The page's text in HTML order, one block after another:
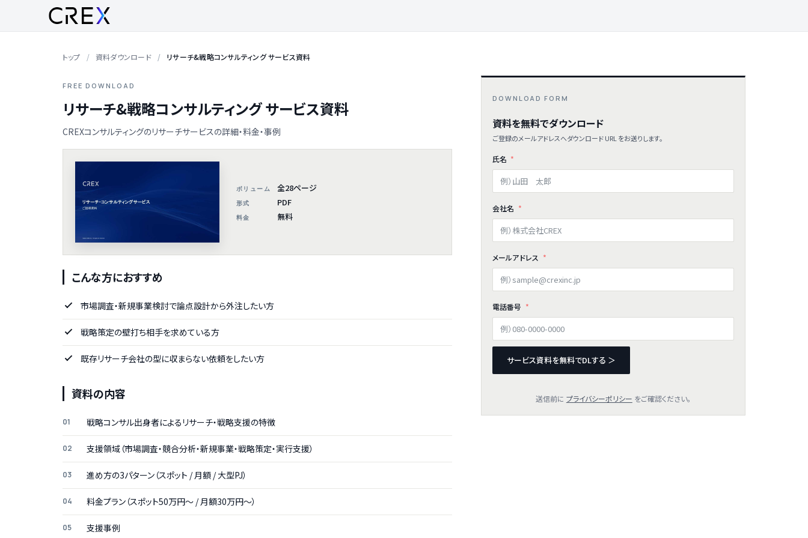
トップ 資料ダウンロード リサーチ&戦略コンサルティング サービス資料
FREE DOWNLOAD
リサーチ&戦略コンサルティング サービス資料
CREXコンサルティングのリサーチサービスの詳細・料金・事例
ボリューム 全28ページ
形式 PDF
料金 無料
DOWNLOAD FORM
資料を無料でダウンロード
ご登録のメールアドレスへダウンロード URL をお送りします。
氏名
会社名
メールアドレス
電話番号
サービス資料を無料でDLする ＞
送信前に プライバシーポリシー をご確認ください。
こんな方におすすめ
市場調査・新規事業検討で論点設計から外注したい方
戦略策定の壁打ち相手を求めている方
既存リサーチ会社の型に収まらない依頼をしたい方
資料の内容
戦略コンサル出身者によるリサーチ・戦略支援の特徴
支援領域（市場調査・競合分析・新規事業・戦略策定・実行支援）
進め方の3パターン（スポット / 月額 / 大型PJ）
料金プラン（スポット50万円〜 / 月額30万円〜）
支援事例